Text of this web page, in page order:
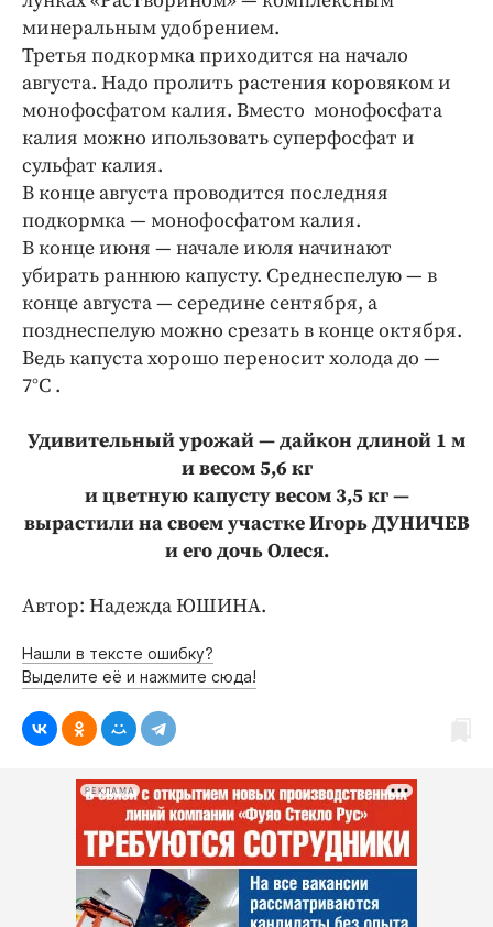
минеральным удобрением.
Третья подкормка приходится на начало
августа. Надо пролить растения коровяком и
монофосфатом калия. Вместо монофосфата
калия можно ипользовать суперфосфат и
сульфат калия.
В конце августа проводится последняя
подкормка — монофосфатом калия.
В конце июня — начале июля начинают
убирать раннюю капусту. Среднеспелую — в
конце августа — середине сентября, а
позднеспелую можно срезать в конце октября.
Ведь капуста хорошо переносит холода до —
7°С .
Удивительный урожай — дайкон длиной 1 м
и весом 5,6 кг
и цветную капусту весом 3,5 кг —
вырастили на своем участке Игорь ДУНИЧЕВ
и его дочь Олеся.
Автор: Надежда ЮШИНА.
Нашли в тексте ошибку?
Выделите её и нажмите сюда!
РЕКЛАМА